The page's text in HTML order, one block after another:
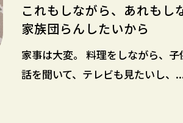
これもしながら、あれもし
家族団らんしたいから
家事は大変。 料理をしながら、子
話を聞いて、テレビも見たいし、